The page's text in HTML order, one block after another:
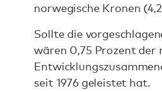
norwegische Kronen
Sollte die
wären 0,75 Prozent der
seit 1976 geleistet hat.